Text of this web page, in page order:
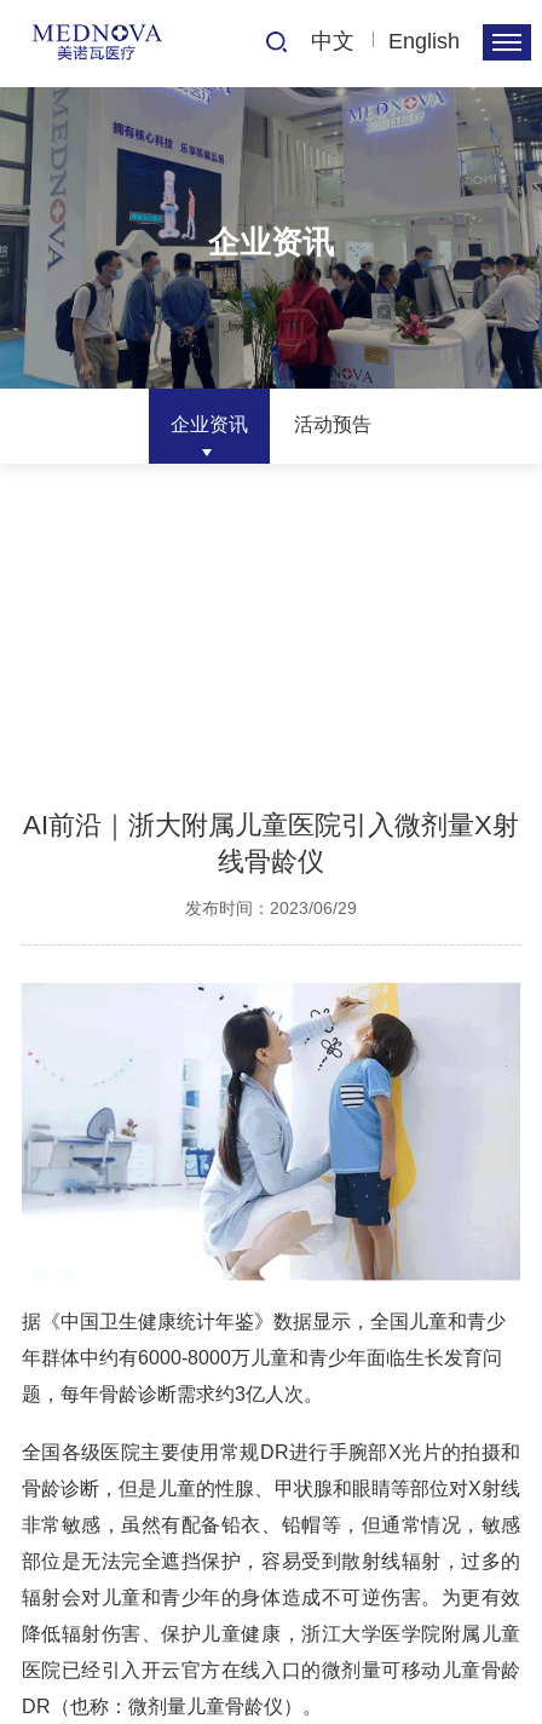
中文 English
企业资讯
企业资讯 活动预告
AI前沿｜浙大附属儿童医院引入微剂量X射
线骨龄仪
发布时间：2023/06/29
据《中国卫生健康统计年鉴》数据显示，全国儿童和青少
年群体中约有6000-8000万儿童和青少年面临生长发育问
题，每年骨龄诊断需求约3亿人次。
全国各级医院主要使用常规DR进行手腕部X光片的拍摄和
骨龄诊断，但是儿童的性腺、甲状腺和眼睛等部位对X射线
非常敏感，虽然有配备铅衣、铅帽等，但通常情况，敏感
部位是无法完全遮挡保护，容易受到散射线辐射，过多的
辐射会对儿童和青少年的身体造成不可逆伤害。为更有效
降低辐射伤害、保护儿童健康，浙江大学医学院附属儿童
医院已经引入开云官方在线入口的微剂量可移动儿童骨龄
DR（也称：微剂量儿童骨龄仪）。